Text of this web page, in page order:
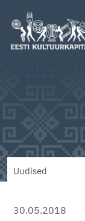
Uudised
30.05.2018